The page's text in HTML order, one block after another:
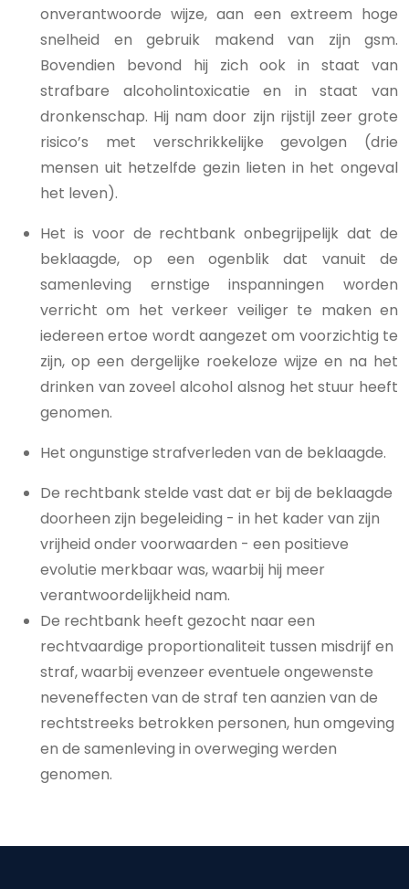
onverantwoorde wijze, aan een extreem hoge
snelheid en gebruik makend van zijn gsm.
Bovendien bevond hij zich ook in staat van
strafbare alcoholintoxicatie en in staat van
dronkenschap. Hij nam door zijn rijstijl zeer grote
risico’s met verschrikkelijke gevolgen (drie
mensen uit hetzelfde gezin lieten in het ongeval
het leven).
Het is voor de rechtbank onbegrijpelijk dat de
beklaagde, op een ogenblik dat vanuit de
samenleving ernstige inspanningen worden
verricht om het verkeer veiliger te maken en
iedereen ertoe wordt aangezet om voorzichtig te
zijn, op een dergelijke roekeloze wijze en na het
drinken van zoveel alcohol alsnog het stuur heeft
genomen.
Het ongunstige strafverleden van de beklaagde.
De rechtbank stelde vast dat er bij de beklaagde
doorheen zijn begeleiding - in het kader van zijn
vrijheid onder voorwaarden - een positieve
evolutie merkbaar was, waarbij hij meer
verantwoordelijkheid nam.
De rechtbank heeft gezocht naar een
rechtvaardige proportionaliteit tussen misdrijf en
straf, waarbij evenzeer eventuele ongewenste
neveneffecten van de straf ten aanzien van de
rechtstreeks betrokken personen, hun omgeving
en de samenleving in overweging werden
genomen.